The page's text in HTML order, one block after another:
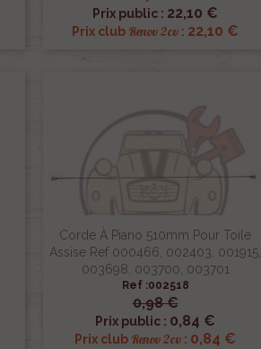
Prix public : 22,10 €
Prix club Renov 2cv : 22,10 €
 Aperçu rapide
Corde À Piano 510mm Pour Toile
Assise Ref 000466, 002403, 001915,
003698, 003700, 003701
Ref :002518
0,98 €
Prix public : 0,84 €
Prix club Renov 2cv : 0,84 €
 Aperçu rapide